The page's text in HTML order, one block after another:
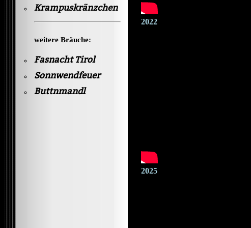
Krampuskränzchen
weitere Bräuche:
Fasnacht Tirol
Sonnwendfeuer
Buttnmandl
2022
2025